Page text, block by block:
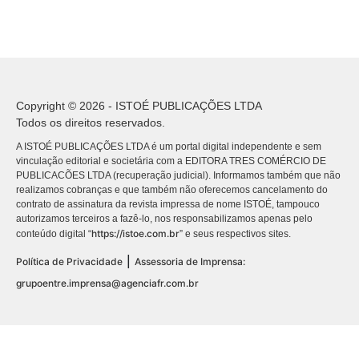
Copyright © 2026 - ISTOÉ PUBLICAÇÕES LTDA
Todos os direitos reservados.
A ISTOÉ PUBLICAÇÕES LTDA é um portal digital independente e sem
vinculação editorial e societária com a EDITORA TRES COMÉRCIO DE
PUBLICACÕES LTDA (recuperação judicial). Informamos também que não
realizamos cobranças e que também não oferecemos cancelamento do
contrato de assinatura da revista impressa de nome ISTOÉ, tampouco
autorizamos terceiros a fazê-lo, nos responsabilizamos apenas pelo
conteúdo digital “https://istoe.com.br” e seus respectivos sites.
Política de Privacidade
Assessoria de Imprensa:
grupoentre.imprensa@agenciafr.com.br